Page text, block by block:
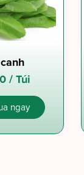
/ Túi
ngay